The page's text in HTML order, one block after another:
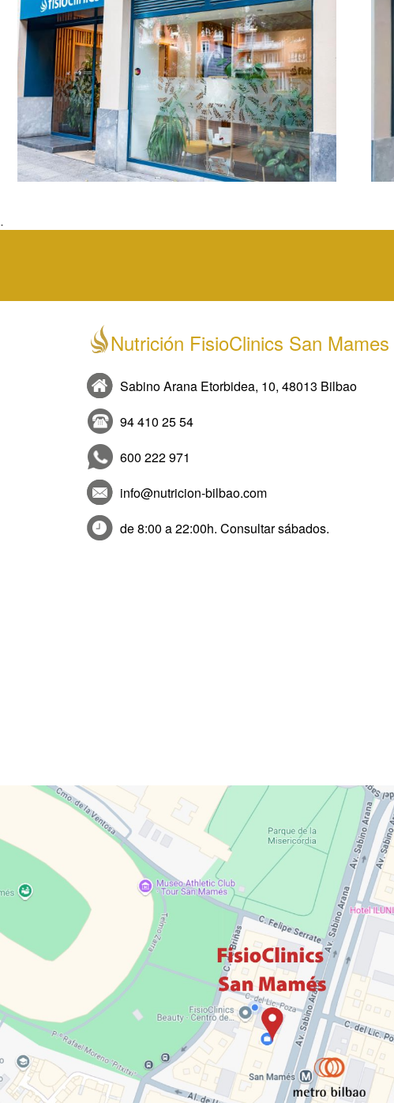
.
Nutrición FisioClinics San Mames
Sabino Arana Etorbidea, 10, 48013 Bilbao
94 410 25 54
600 222 971
info@nutricion-bilbao.com
de 8:00 a 22:00h. Consultar sábados.